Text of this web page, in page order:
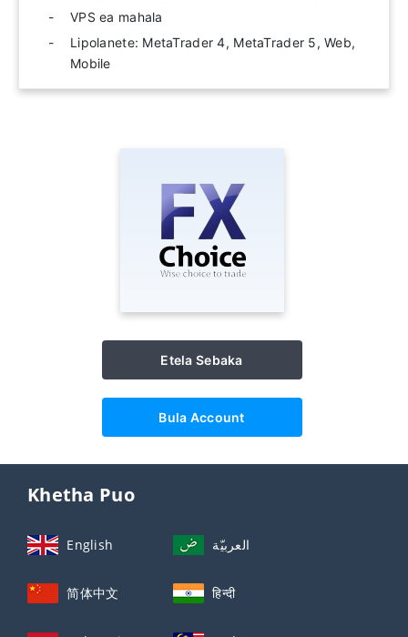
VPS ea mahala
Lipolanete: MetaTrader 4, MetaTrader 5, Web,
Mobile
Etela Sebaka
Bula Account
Khetha Puo
English العربيّة
简体中文 हिन्दी